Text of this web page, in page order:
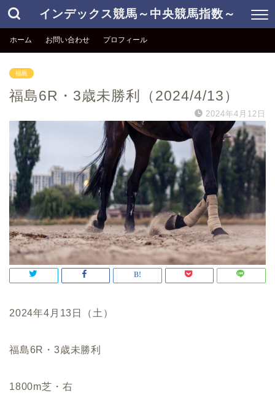
インデックス競馬～中央競馬指数～
ホーム お問い合わせ プロフィール
福島
福島6R・3歳未勝利（2024/4/13）
2024年4月12日
2024年4月13日（土）
福島6R・3歳未勝利
1800m芝・右